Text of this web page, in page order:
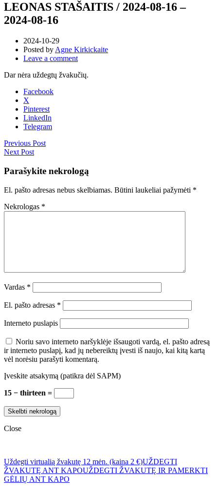
LEONAS STAŠAITIS / 2024-08-16 –
2024-08-16
2024-10-29
Posted by Agne Kirkickaite
Leave a comment
Dar nėra uždegtų žvakučių.
Facebook
X
Pinterest
LinkedIn
Telegram
Previous Post
Next Post
Parašykite nekrologą
El. pašto adresas nebus skelbiamas. Būtini laukeliai pažymėti *
Nekrologas *
Vardas *
El. pašto adresas *
Interneto puslapis
Noriu savo interneto naršyklėje išsaugoti vardą, el. pašto adresą
ir interneto puslapį, kad jų nebereiktų įvesti iš naujo, kai kitą kartą
vėl norėsiu parašyti komentarą.
Įveskite atsakymą (patikra dėl SAPM)
15 − thirteen =
Close
Uždegti virtualią žvakutę 12 mėn. (kaina 2 €)UŽDEGTI
ŽVAKUTĘ ANT KAPOUŽDEGTI ŽVAKUTĘ IR PAMERKTI
GĖLIŲ ANT KAPO